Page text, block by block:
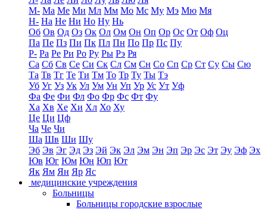
М- Ма Ме Ми Мл Мм Мо Мс Му Мэ Мю Мя
Н- На Не Ни Но Ну Нь
Об Ов Од Оз Ок Ол Ом Он Оп Ор Ос От Оф Оц
Па Пе Пз Пи Пк Пл Пн По Пр Пс Пу
Р- Ра Ре Ри Ро Ру Ры Рэ Ря
Са Сб Св Се Си Ск Сл См Сн Со Сп Ср Ст Су Сы Сю
Та Тв Тг Те Ти Тм То Тр Ту Ты Тэ
Уб Уг Уз Ук Ул Ум Ун Уп Ур Ус Ут Уф
Фа Фе Фи Фл Фо Фр Фс Фт Фу
Ха Хв Хе Хи Хл Хо Ху
Це Ци Цф
Ча Че Чи
Ша Шв Ши Шу
Эб Эв Эг Эд Эз Эй Эк Эл Эм Эн Эп Эр Эс Эт Эу Эф Эх
Юв Юг Юм Юн Юп Ют
Як Ям Ян Яр Яс
медицинские учреждения
Больницы
Больницы городские взрослые